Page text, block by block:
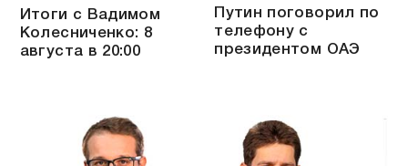
Итоги с Вадимом
Колесниченко: 8
августа в 20:00
Путин поговорил по
телефону с
президентом ОАЭ